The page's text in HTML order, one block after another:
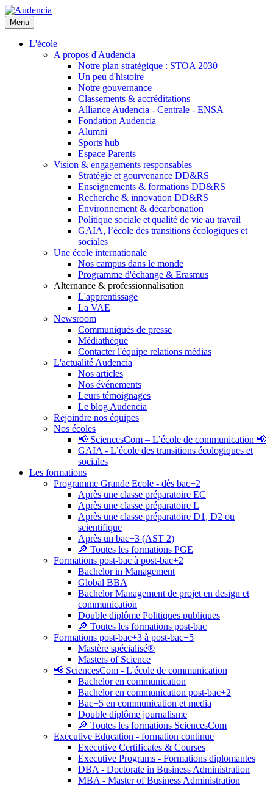
Aller
au
contenu
principal
Menu
L'école
A propos d'Audencia
Notre plan stratégique : STOA 2030
Un peu d'histoire
Notre gouvernance
Classements & accréditations
Alliance Audencia - Centrale - ENSA
Fondation Audencia
Alumni
Sports hub
Espace Parents
Vision & engagements responsables
Stratégie et gourvenance DD&RS
Enseignements & formations DD&RS
Recherche & innovation DD&RS
Environnement & décarbonation
Politique sociale et qualité de vie au travail
GAIA, l’école des transitions écologiques et
sociales
Une école internationale
Nos campus dans le monde
Programme d'échange & Erasmus
Alternance & professionnalisation
L'apprentissage
La VAE
Newsroom
Communiqués de presse
Médiathèque
Contacter l'équipe relations médias
L'actualité Audencia
Nos articles
Nos événements
Leurs témoignages
Le blog Audencia
Rejoindre nos équipes
Nos écoles
📢 SciencesCom – L’école de communication 📢
GAIA - L’école des transitions écologiques et
sociales
Les formations
Programme Grande Ecole - dès bac+2
Après une classe préparatoire EC
Après une classe préparatoire L
Après une classe préparatoire D1, D2 ou
scientifique
Après un bac+3 (AST 2)
🔎 Toutes les formations PGE
Formations post-bac à post-bac+2
Bachelor in Management
Global BBA
Bachelor Management de projet en design et
communication
Double diplôme Politiques publiques
🔎 Toutes les formations post-bac
Formations post-bac+3 à post-bac+5
Mastère spécialisé®
Masters of Science
📢 SciencesCom - L'école de communication
Bachelor en communication
Bachelor en communication post-bac+2
Bac+5 en communication et media
Double diplôme journalisme
🔎 Toutes les formations SciencesCom
Executive Education - formation continue
Executive Certificates & Courses
Executive Programs - Formations diplomantes
DBA - Doctorate in Business Administration
MBA - Master of Business Administration